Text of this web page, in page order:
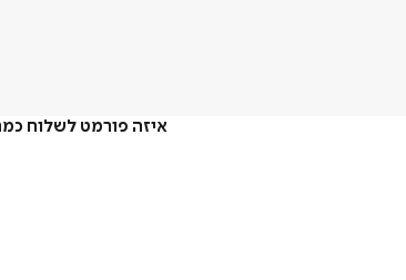
איזה פורמט לשלוח